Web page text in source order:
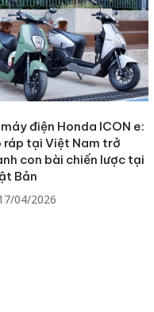
điện Honda ICON e:
ráp tại Việt Nam trở
con bài chiến lược tại
Bản
04/2026